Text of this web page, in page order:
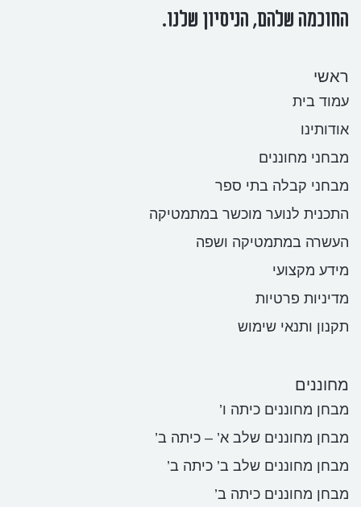
החוכמה שלהם, הניסיון שלנו.
ראשי
עמוד בית
אודותינו
מבחני מחוננים
מבחני קבלה בתי ספר
התכנית לנוער מוכשר במתמטיקה
העשרה במתמטיקה ושפה
מידע מקצועי
מדיניות פרטיות
תקנון ותנאי שימוש
מחוננים
מבחן מחוננים כיתה ו’
מבחן מחוננים שלב א’ – כיתה ב’
מבחן מחוננים שלב ב’ כיתה ב’
מבחן מחוננים כיתה ב’